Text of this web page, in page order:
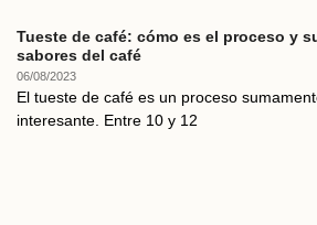
Tueste de café: cómo es el proceso y
sabores del café
06/08/2023
El tueste de café es un proceso
interesante. Entre 10 y 12